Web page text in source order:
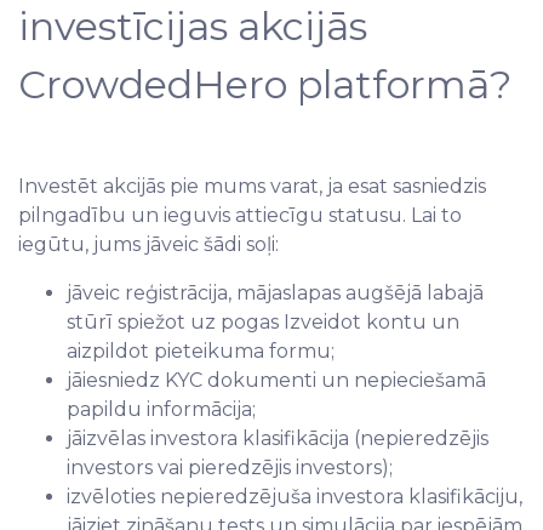
investīcijas akcijās
CrowdedHero platformā?
Investēt akcijās pie mums varat, ja esat sasniedzis
pilngadību un ieguvis attiecīgu statusu. Lai to
iegūtu, jums jāveic šādi soļi:
jāveic reģistrācija, mājaslapas augšējā labajā
stūrī spiežot uz pogas Izveidot kontu un
aizpildot pieteikuma formu;
jāiesniedz KYC dokumenti un nepieciešamā
papildu informācija;
jāizvēlas investora klasifikācija (nepieredzējis
investors vai pieredzējis investors);
izvēloties nepieredzējuša investora klasifikāciju,